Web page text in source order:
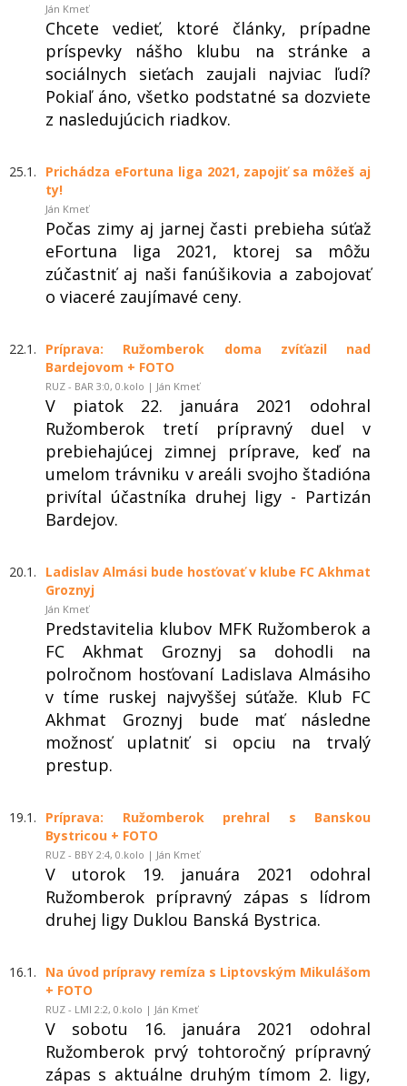
Ján Kmeť
Chcete vedieť, ktoré články, prípadne
príspevky nášho klubu na stránke a
sociálnych sieťach zaujali najviac ľudí?
Pokiaľ áno, všetko podstatné sa dozviete
z nasledujúcich riadkov.
25.1.
Prichádza eFortuna liga 2021, zapojiť sa môžeš aj
ty!
Ján Kmeť
Počas zimy aj jarnej časti prebieha súťaž
eFortuna liga 2021, ktorej sa môžu
zúčastniť aj naši fanúšikovia a zabojovať
o viaceré zaujímavé ceny.
22.1.
Príprava: Ružomberok doma zvíťazil nad
Bardejovom + FOTO
RUZ - BAR 3:0, 0.kolo | Ján Kmeť
V piatok 22. januára 2021 odohral
Ružomberok tretí prípravný duel v
prebiehajúcej zimnej príprave, keď na
umelom trávniku v areáli svojho štadióna
privítal účastníka druhej ligy - Partizán
Bardejov.
20.1.
Ladislav Almási bude hosťovať v klube FC Akhmat
Groznyj
Ján Kmeť
Predstavitelia klubov MFK Ružomberok a
FC Akhmat Groznyj sa dohodli na
polročnom hosťovaní Ladislava Almásiho
v tíme ruskej najvyššej súťaže. Klub FC
Akhmat Groznyj bude mať následne
možnosť uplatniť si opciu na trvalý
prestup.
19.1.
Príprava: Ružomberok prehral s Banskou
Bystricou + FOTO
RUZ - BBY 2:4, 0.kolo | Ján Kmeť
V utorok 19. januára 2021 odohral
Ružomberok prípravný zápas s lídrom
druhej ligy Duklou Banská Bystrica.
16.1.
Na úvod prípravy remíza s Liptovským Mikulášom
+ FOTO
RUZ - LMI 2:2, 0.kolo | Ján Kmeť
V sobotu 16. januára 2021 odohral
Ružomberok prvý tohtoročný prípravný
zápas s aktuálne druhým tímom 2. ligy,